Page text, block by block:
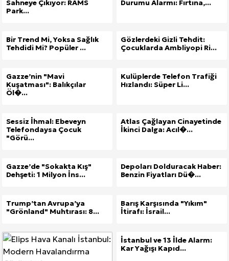
Sahneye Çıkıyor: RAMS
Park...
Durumu Alarmı: Fırtına,...
Bir Trend Mi, Yoksa Sağlık
Tehdidi Mi? Popüler ...
Gözlerdeki Gizli Tehdit:
Çocuklarda Ambliyopi Ri...
Gazze’nin "Mavi
Kuşatması": Balıkçılar
Öl�...
Kulüplerde Telefon Trafiği
Hızlandı: Süper Li...
Sessiz İhmal: Ebeveyn
Telefondaysa Çocuk
"Görü...
Atlas Çağlayan Cinayetinde
İkinci Dalga: Acıl�...
Gazze’de "Sokakta Kış"
Dehşeti: 1 Milyon İns...
Depoları Dolduracak Haber:
Benzin Fiyatları Dü�...
Trump’tan Avrupa’ya
"Grönland" Muhtırası: 8...
Barış Karşısında "Yıkım"
İtirafı: İsrail...
İstanbul ve 13 İlde Alarm:
Kar Yağışı Kapıd...